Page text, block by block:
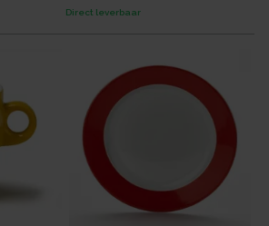
Direct leverbaar